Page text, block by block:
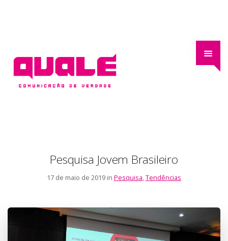
Pesquisa Jovem Brasileiro
17 de maio de 2019 in Pesquisa,Tendências